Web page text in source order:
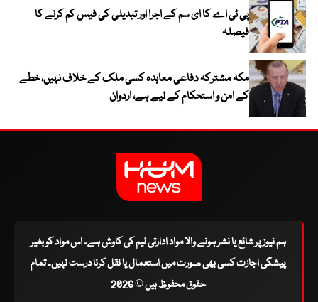
پی ٹی اے کا ای سم کے اجرا اور تبدیلی کی فیس کم کرنے کا
فیصلہ
مکہ مشترکہ دفاعی معاہدہ کسی ملک کے خلاف نہیں، خطے
کے امن و استحکام کے لیے ہے، اردوان
ہم نیوز پر شائع یا نشر ہونے والا مواد ادارتی ٹیم کی کاوش ہے۔ اس مواد کو بغیر
پیشگی اجازت کسی بھی صورت میں استعمال یا نقل کرنا درست نہیں۔ تمام
حقوق محفوظ ہیں © 2026